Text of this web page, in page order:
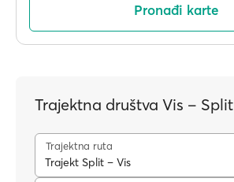
Pronađi karte
Trajektna društva Vis – Split
Trajektna ruta
Trajekt Split – Vis